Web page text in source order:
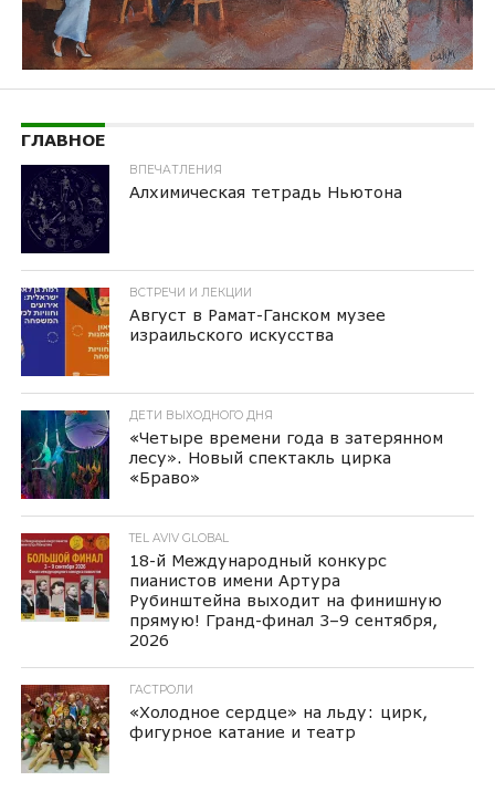
ГЛАВНОЕ
ВПЕЧАТЛЕНИЯ
Алхимическая тетрадь Ньютона
ВСТРЕЧИ И ЛЕКЦИИ
Август в Рамат-Ганском музее
израильского искусства
ДЕТИ ВЫХОДНОГО ДНЯ
«Четыре времени года в затерянном
лесу». Новый спектакль цирка
«Браво»
TEL AVIV GLOBAL
18-й Международный конкурс
пианистов имени Артура
Рубинштейна выходит на финишную
прямую! Гранд-финал 3–9 сентября,
2026
ГАСТРОЛИ
«Холодное сердце» на льду: цирк,
фигурное катание и театр